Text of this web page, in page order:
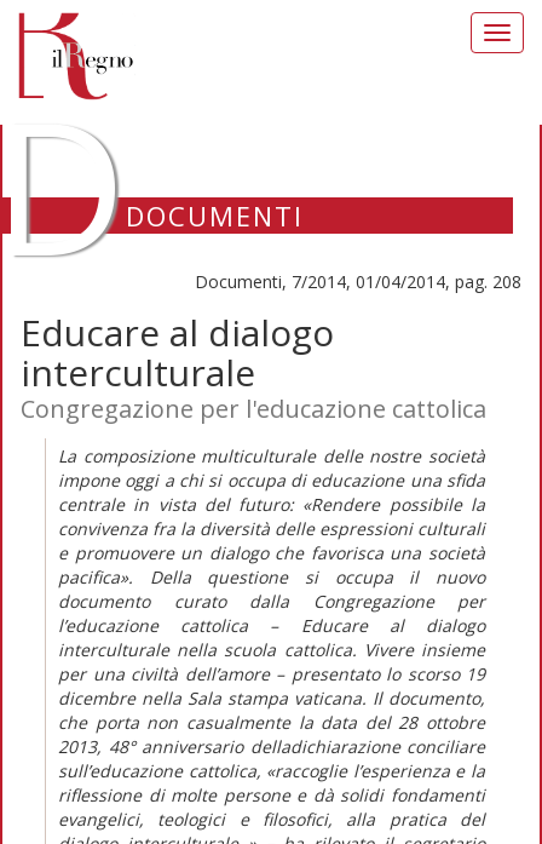
DOCUMENTI
Documenti, 7/2014, 01/04/2014, pag. 208
Educare al dialogo
interculturale
Congregazione per l'educazione cattolica
La composizione multiculturale delle nostre società
impone oggi a chi si occupa di educazione una sfida
centrale in vista del futuro: «Rendere possibile la
convivenza fra la diversità delle espressioni culturali
e promuovere un dialogo che favorisca una società
pacifica». Della questione si occupa il nuovo
documento curato dalla Congregazione per
l’educazione cattolica – Educare al dialogo
interculturale nella scuola cattolica. Vivere insieme
per una civiltà dell’amore – presentato lo scorso 19
dicembre nella Sala stampa vaticana. Il documento,
che porta non casualmente la data del 28 ottobre
2013, 48° anniversario delladichiarazione conciliare
sull’educazione cattolica, «raccoglie l’esperienza e la
riflessione di molte persone e dà solidi fondamenti
evangelici, teologici e filosofici, alla pratica del